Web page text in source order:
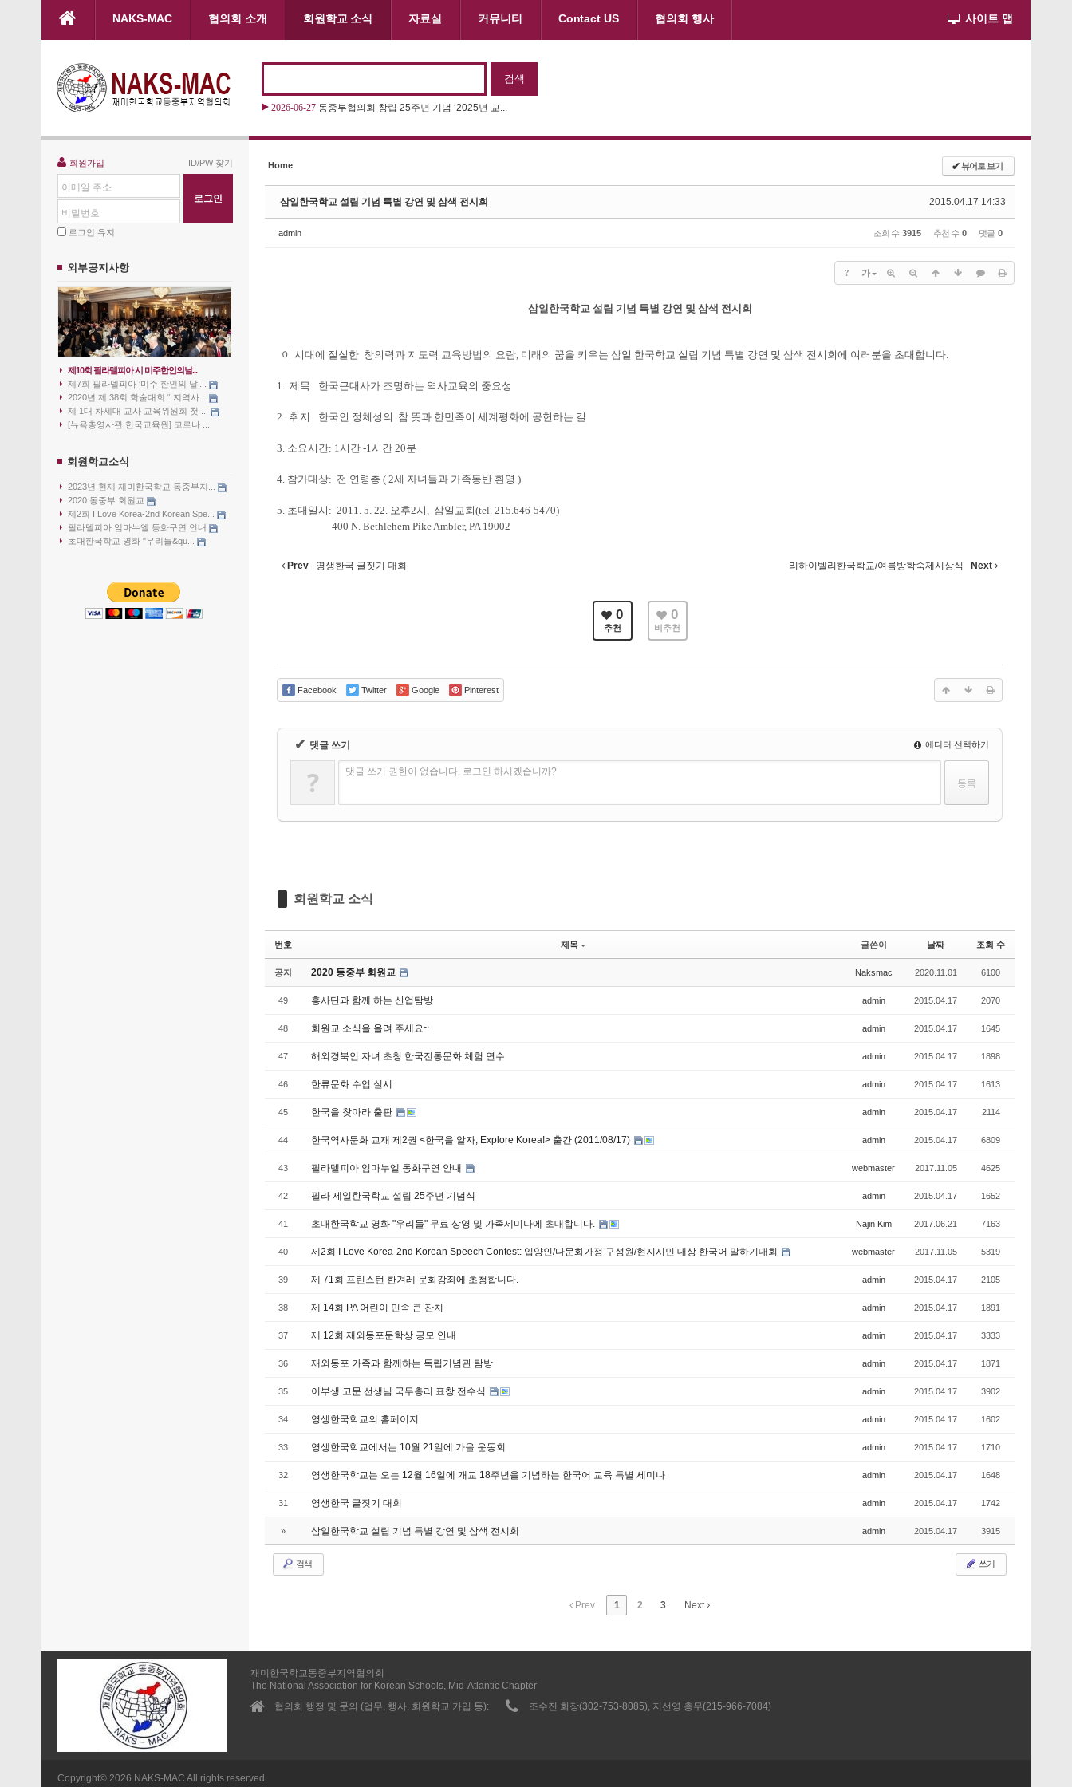
본문으로 바로가기
NAKS-MAC 협의회 소개 회원학교 소식 자료실 커뮤니티 Contact US 협의회 행사 사이트 맵
2026-06-27 동중부협의회 창립 25주년 기념 ‘2025년 교...
회원가입 ID/PW 찾기
이메일 주소
비밀번호
로그인 유지
외부공지사항
제10회 필라델피아 시 미주한인의날...
제7회 필라델피아 ‘미주 한인의 날’...
2020년 제 38회 학술대회 “ 지역사...
제 1대 차세대 교사 교육위원회 첫 ...
[뉴욕총영사관 한국교육원] 코로나 ...
회원학교소식
2023년 현재 재미한국학교 동중부지...
2020 동중부 회원교
제2회 I Love Korea-2nd Korean Spe...
필라델피아 임마누엘 동화구연 안내
초대한국학교 영화 "우리들&qu...
Home ✔뷰어로 보기
2015.04.17 14:33
삼일한국학교 설립 기념 특별 강연 및 삼색 전시회
admin 조회 수 3915 추천 수 0 댓글 0
? 가
삼일한국학교 설립 기념 특별 강연 및 삼색 전시회
이 시대에 절실한 창의력과 지도력 교육방법의 요람, 미래의 꿈을 키우는 삼일 한국학교 설립 기념 특별 강연 및 삼색 전시회에 여러분을 초대합니다.
1. 제목: 한국근대사가 조명하는 역사교육의 중요성
2. 취지: 한국인 정체성의 참 뜻과 한민족이 세계평화에 공헌하는 길
3. 소요시간: 1시간 -1시간 20분
4. 참가대상: 전 연령층 ( 2세 자녀들과 가족동반 환영 )
5. 초대일시: 2011. 5. 22. 오후2시, 삼일교회(tel. 215.646-5470)
400 N. Bethlehem Pike Ambler, PA 19002
Prev 영생한국 글짓기 대회 리하이벨리한국학교/여름방학숙제시상식 Next
0
추천
0
비추천
Facebook Twitter Google Pinterest
✔ 댓글 쓰기 에디터 선택하기
? 댓글 쓰기 권한이 없습니다. 로그인 하시겠습니까?
회원학교 소식
번호 제목 글쓴이 날짜 조회 수
공지 2020 동중부 회원교 Naksmac 2020.11.01 6100
49 흥사단과 함께 하는 산업탐방 admin 2015.04.17 2070
48 회원교 소식을 올려 주세요~ admin 2015.04.17 1645
47 해외경북인 자녀 초청 한국전통문화 체험 연수 admin 2015.04.17 1898
46 한류문화 수업 실시 admin 2015.04.17 1613
45 한국을 찾아라 출판 admin 2015.04.17 2114
44 한국역사문화 교재 제2권 <한국을 알자, Explore Korea!> 출간 (2011/08/17) admin 2015.04.17 6809
43 필라델피아 임마누엘 동화구연 안내 webmaster 2017.11.05 4625
42 필라 제일한국학교 설립 25주년 기념식 admin 2015.04.17 1652
41 초대한국학교 영화 "우리들" 무료 상영 및 가족세미나에 초대합니다. Najin Kim 2017.06.21 7163
40 제2회 I Love Korea-2nd Korean Speech Contest: 입양인/다문화가정 구성원/현지시민 대상 한국어 말하기대회 webmaster 2017.11.05 5319
39 제 71회 프린스턴 한겨레 문화강좌에 초청합니다. admin 2015.04.17 2105
38 제 14회 PA 어린이 민속 큰 잔치 admin 2015.04.17 1891
37 제 12회 재외동포문학상 공모 안내 admin 2015.04.17 3333
36 재외동포 가족과 함께하는 독립기념관 탐방 admin 2015.04.17 1871
35 admin 2015.04.17 3902
34 영생한국학교의 홈페이지 admin 2015.04.17 1602
33 영생한국학교에서는 10월 21일에 가을 운동회 admin 2015.04.17 1710
32 영생한국학교는 오는 12월 16일에 개교 18주년을 기념하는 한국어 교육 특별 세미나 admin 2015.04.17 1648
31 영생한국 글짓기 대회 admin 2015.04.17 1742
» 삼일한국학교 설립 기념 특별 강연 및 삼색 전시회 admin 2015.04.17 3915
검색 쓰기
Prev 1 2 3 Next
재미한국학교동중부지역협의회
The National Association for Korean Schools, Mid-Atlantic Chapter
협의회 행정 및 문의 (업무, 행사, 회원학교 가입 등):
조수진 회장(302-753-8085), 지선영 총무(215-966-7084)
Copyright© 2026 NAKS-MAC All rights reserved.
Sketchbook5, 스케치북5
Sketchbook5, 스케치북5
Sketchbook5, 스케치북5
Sketchbook5, 스케치북5